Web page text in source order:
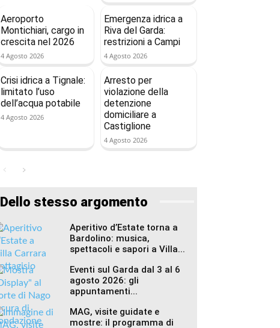
Aeroporto
Montichiari, cargo in
crescita nel 2026
4 Agosto 2026
Emergenza idrica a
Riva del Garda:
restrizioni a Campi
4 Agosto 2026
Crisi idrica a Tignale:
limitato l’uso
dell’acqua potabile
4 Agosto 2026
Arresto per
violazione della
detenzione
domiciliare a
Castiglione
4 Agosto 2026
Dello stesso argomento
Aperitivo d’Estate torna a
Bardolino: musica,
spettacoli e sapori a Villa...
Eventi sul Garda dal 3 al 6
agosto 2026: gli
appuntamenti...
MAG, visite guidate e
mostre: il programma di